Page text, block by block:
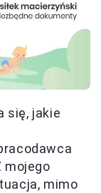
się, jakie
mojego
mimo